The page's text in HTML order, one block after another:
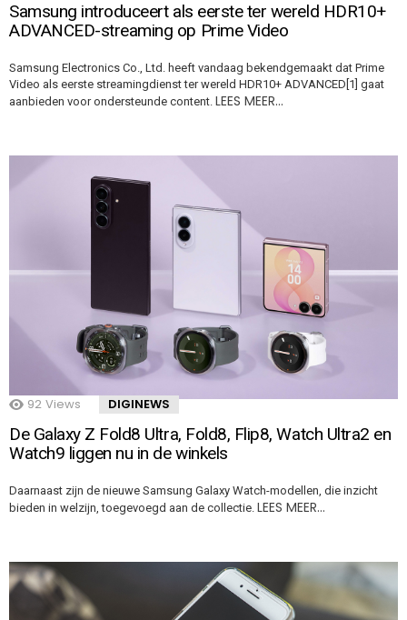
Samsung introduceert als eerste ter wereld HDR10+
ADVANCED-streaming op Prime Video
Samsung Electronics Co., Ltd. heeft vandaag bekendgemaakt dat Prime
Video als eerste streamingdienst ter wereld HDR10+ ADVANCED[1] gaat
aanbieden voor ondersteunde content. LEES MEER…
92 Views DIGINEWS
De Galaxy Z Fold8 Ultra, Fold8, Flip8, Watch Ultra2 en
Watch9 liggen nu in de winkels
Daarnaast zijn de nieuwe Samsung Galaxy Watch-modellen, die inzicht
bieden in welzijn, toegevoegd aan de collectie. LEES MEER…